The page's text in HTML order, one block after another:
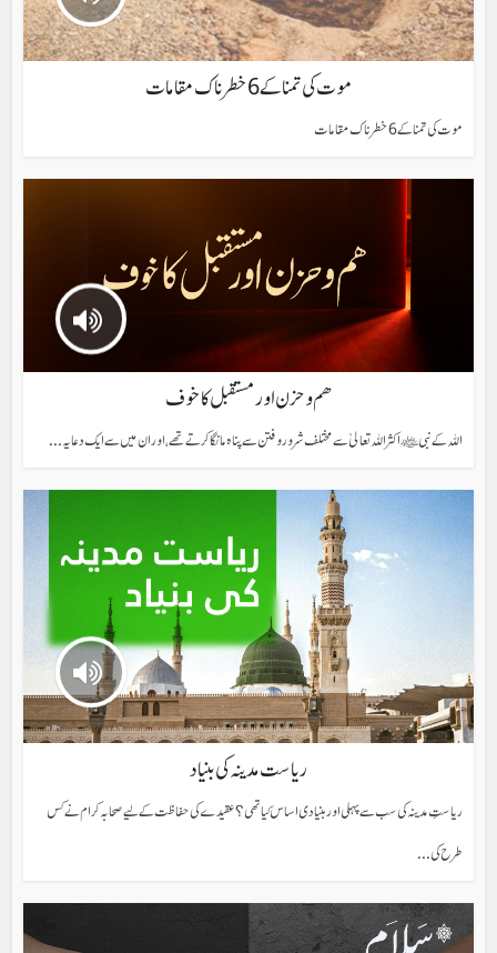
موت کی تمنا کے 6 خطرناک مقامات
موت کی تمنا کے 6 خطرناک مقامات
ھم و حزن اور مستقبل کا خوف
اللہ کے نبی ﷺ اکثر اللہ تعالیٰ سے مختلف شرور و فتن سے پناہ مانگا کرتے تھے، اور ان میں سے ایک دعا یہ...
ریاست مدینہ کی بنیاد
ریاستِ مدینہ کی سب سے پہلی اور بنیادی اساس کیا تھی؟ عقیدے کی حفاظت کے لیے صحابہ کرام نے کس
طرح کی...